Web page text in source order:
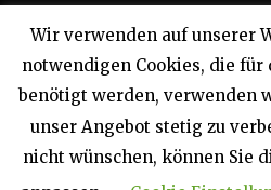
© 2020
TOP
Wir verwenden auf unserer
notwendigen Cookies, die für
benötigt werden, verwenden
unser Angebot stetig zu
nicht wünschen, können Sie